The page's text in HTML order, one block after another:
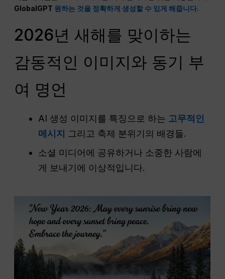
GlobalGPT 원하는 것을 정확하게 생성할 수 있게 해줍니다.
2026년 새해를 맞이하는
감동적인 이미지와 동기 부
여 명언
AI 생성 이미지를 특징으로 하는 고무적인
메시지 그리고 축제 분위기의 배경들.
소셜 미디어에 공유하거나 소중한 사람에
게 보내기에 이상적입니다.